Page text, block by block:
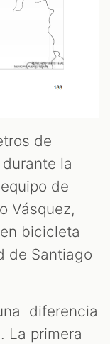
de
la
de
Vásquez,
bicicleta
de Santiago
diferencia
La primera